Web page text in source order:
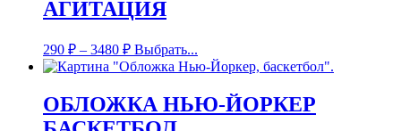
АГИТАЦИЯ
290 ₽ – 3480 ₽ Выбрать...
ОБЛОЖКА НЬЮ-ЙОРКЕР